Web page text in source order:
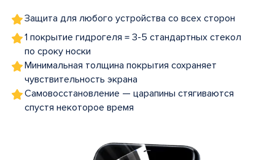
Защита для любого устройства со всех сторон
1 покрытие гидрогеля = 3-5 стандартных стекол
по сроку носки
Минимальная толщина покрытия сохраняет
чувствительность экрана
Самовосстановление — царапины стягиваются
спустя некоторое время